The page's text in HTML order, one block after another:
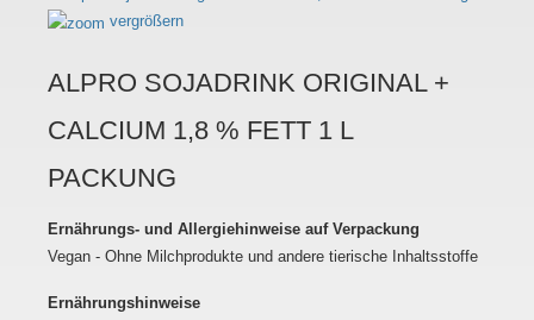
vergrößern
ALPRO SOJADRINK ORIGINAL +
CALCIUM 1,8 % FETT 1 L
PACKUNG
Ernährungs- und Allergiehinweise auf Verpackung
Vegan - Ohne Milchprodukte und andere tierische Inhaltsstoffe
Ernährungshinweise